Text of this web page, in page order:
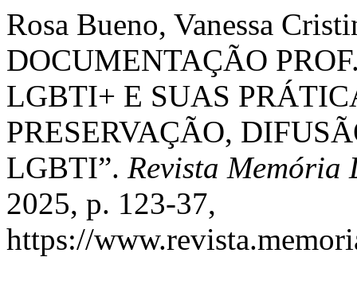
Rosa Bueno, Vanessa
DOCUMENTAÇÃO
LGBTI+ E SUAS
PRESERVAÇÃO,
LGBTI”. Revista Memória
2025, p. 123-37,
https://